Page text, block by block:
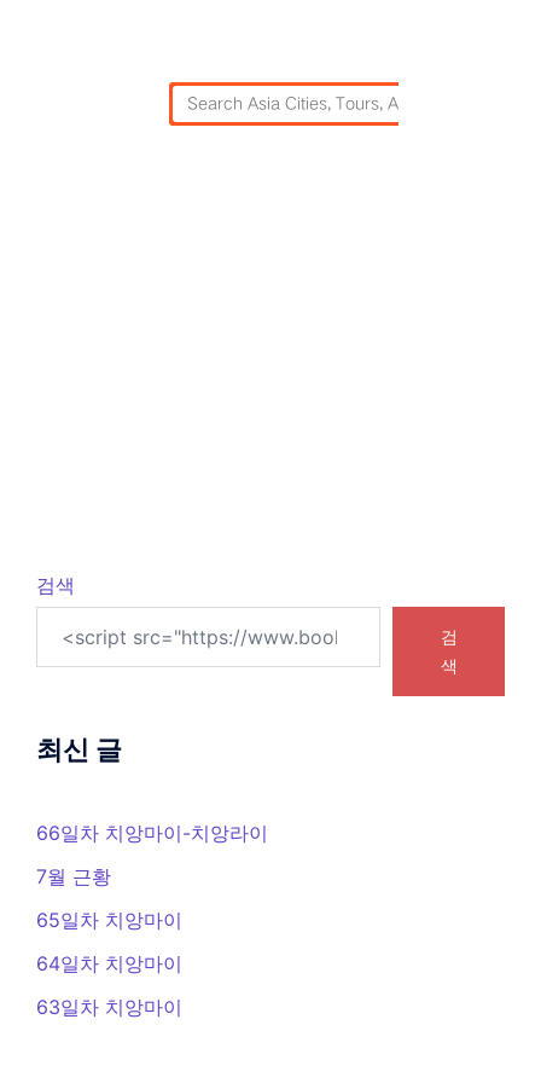
검색
검
색
최신 글
66일차 치앙마이-치앙라이
7월 근황
65일차 치앙마이
64일차 치앙마이
63일차 치앙마이